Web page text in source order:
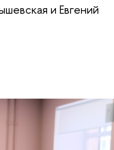
и Евгений